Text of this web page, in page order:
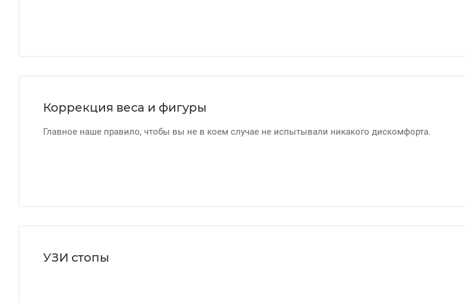
Коррекция веса и фигуры
Главное наше правило, чтобы вы не в коем случае не испытывали никакого дискомфорта.
УЗИ стопы